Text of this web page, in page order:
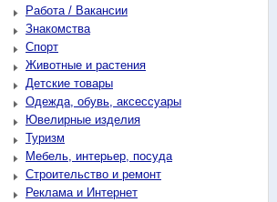
Работа / Вакансии
Знакомства
Спорт
Животные и растения
Детские товары
Одежда, обувь, аксессуары
Ювелирные изделия
Туризм
Мебель, интерьер, посуда
Строительство и ремонт
Реклама и Интернет